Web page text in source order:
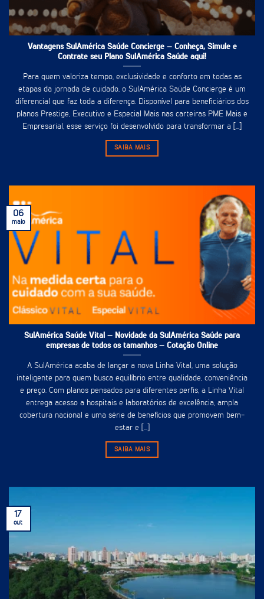
Vantagens SulAmérica Saúde Concierge – Conheça, Simule e
Contrate seu Plano SulAmérica Saúde aqui!
Para quem valoriza tempo, exclusividade e conforto em todas as
etapas da jornada de cuidado, o SulAmérica Saúde Concierge é um
diferencial que faz toda a diferença. Disponível para beneficiários dos
planos Prestige, Executivo e Especial Mais nas carteiras PME Mais e
Empresarial, esse serviço foi desenvolvido para transformar a [...]
SAIBA MAIS
SulAmérica Saúde Vital – Novidade da SulAmérica Saúde para
empresas de todos os tamanhos – Cotação Online
A SulAmérica acaba de lançar a nova Linha Vital, uma solução
inteligente para quem busca equilíbrio entre qualidade, conveniência
e preço. Com planos pensados para diferentes perfis, a Linha Vital
entrega acesso a hospitais e laboratórios de excelência, ampla
cobertura nacional e uma série de benefícios que promovem bem-
estar e [...]
SAIBA MAIS
06
maio
17
out